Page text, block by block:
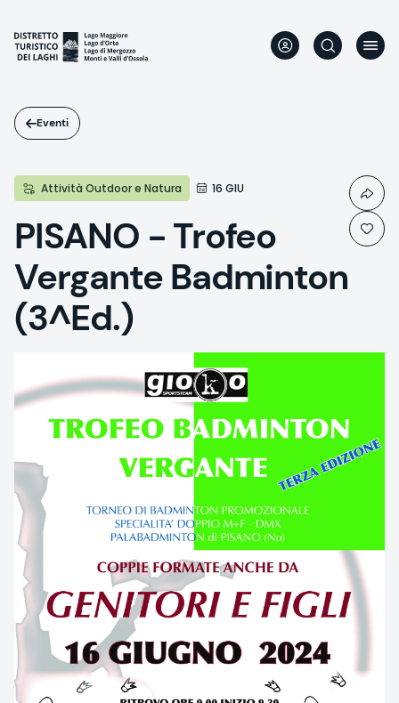
contenuto
principale
Eventi
Attività Outdoor e Natura 16 GIU
PISANO - Trofeo
Vergante Badminton
(3^Ed.)